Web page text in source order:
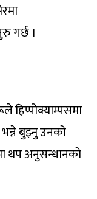
गर्छ ।
हिप्पोक्याम्पसमा
बुझ्नु उनको
थप अनुसन्धानको